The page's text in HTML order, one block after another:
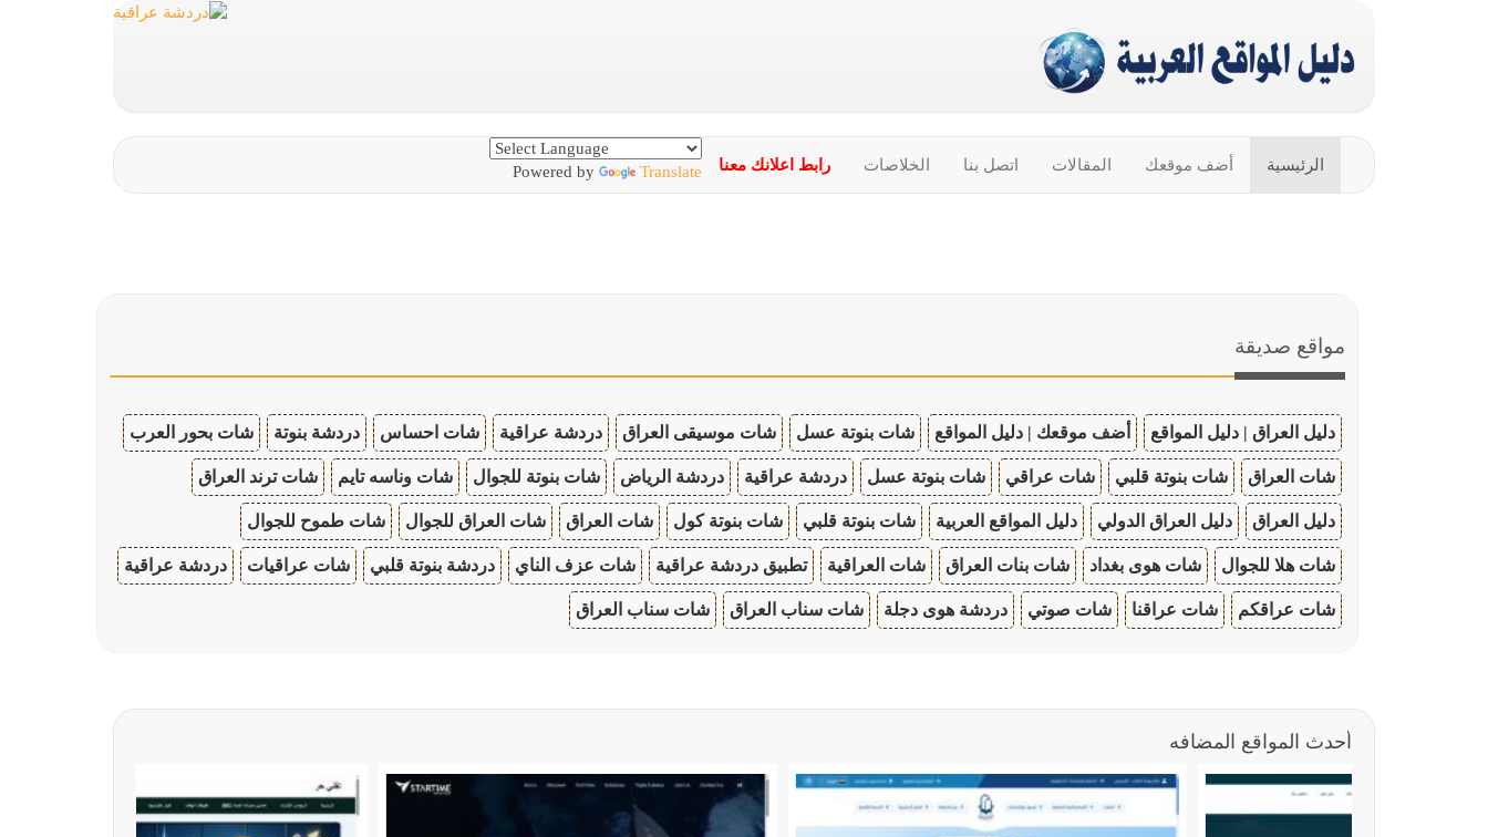
الرئيسية أضف موقعك المقالات اتصل بنا الخلاصات رابط اعلانك معنا Powered by Translate
مواقع صديقة
دليل العراق | دليل المواقع أضف موقعك | دليل المواقع شات بنوتة عسل شات موسيقى العراق دردشة عراقية شات احساس دردشة بنوتة شات بحور العرب
شات العراق شات بنوتة قلبي شات عراقي شات بنوتة عسل دردشة عراقية دردشة الرياض شات بنوتة للجوال شات وناسه تايم شات ترند العراق
دليل العراق دليل العراق الدولي دليل المواقع العربية شات بنوتة قلبي شات بنوتة كول شات العراق شات العراق للجوال شات طموح للجوال
شات هلا للجوال شات هوى بغداد شات بنات العراق شات العراقية تطبيق دردشة عراقية شات عزف الناي دردشة بنوتة قلبي شات عراقيات دردشة عراقية
شات عراقكم شات عراقنا شات صوتي دردشة هوى دجلة شات سناب العراق شات سناب العراق
أحدث المواقع المضافه